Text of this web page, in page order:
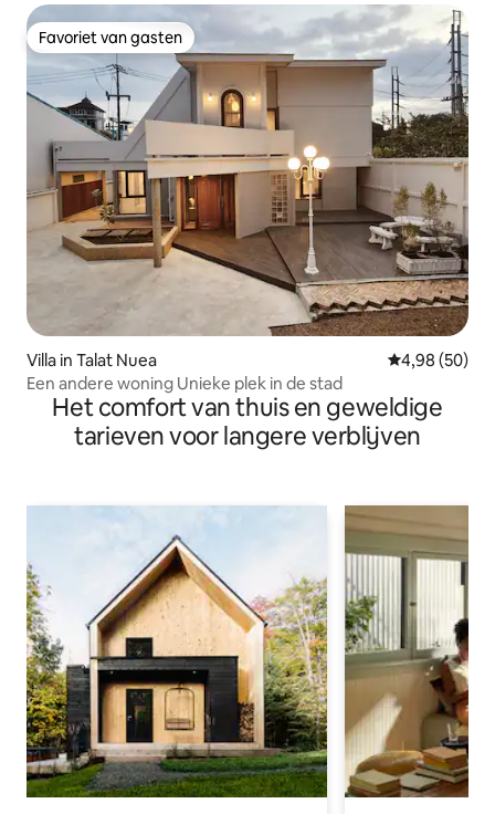
Favoriet van gasten
Favoriet van gasten
Villa in Talat Nuea Gemiddelde
4,98 (50)
Een andere woning Unieke plek in de stad
Het comfort van thuis en geweldige
tarieven voor langere verblijven